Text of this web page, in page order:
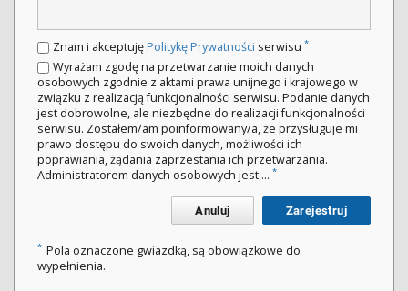
Znam i akceptujęPolitykę Prywatności serwisu *
Wyrażam zgodę na przetwarzanie moich danych
osobowych zgodnie z aktami prawa unijnego i krajowego w
związku z realizacją funkcjonalności serwisu. Podanie danych
jest dobrowolne, ale niezbędne do realizacji funkcjonalności
serwisu. Zostałem/am poinformowany/a, że przysługuje mi
prawo dostępu do swoich danych, możliwości ich
poprawiania, żądania zaprzestania ich przetwarzania.
Administratorem danych osobowych jest.... *
Anuluj Zarejestruj
* Pola oznaczone gwiazdką, są obowiązkowe do
wypełnienia.